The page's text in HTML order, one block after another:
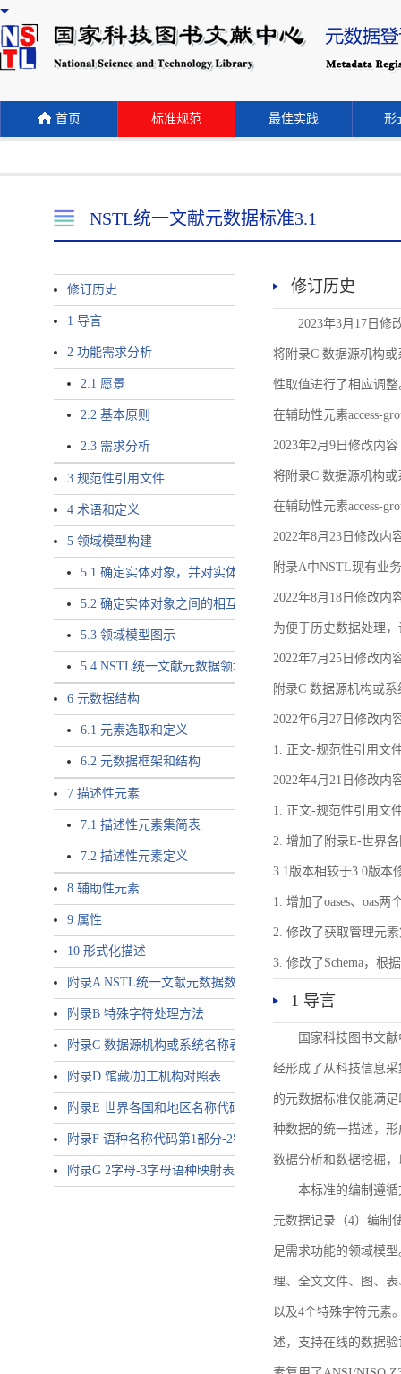
首页 标准规范 最佳实践 形
NSTL统一文献元数据标准3.1
修订历史
1 导言
2 功能需求分析
2.1 愿景
2.2 基本原则
2.3 需求分析
3 规范性引用文件
4 术语和定义
5 领域模型构建
5.1 确定实体对象，并对实体对象命名
5.2 确定实体对象之间的相互关系，定义实体对象之间的
5.3 领域模型图示
5.4 NSTL统一文献元数据领域模型的验证
6 元数据结构
6.1 元素选取和定义
6.2 元数据框架和结构
7 描述性元素
7.1 描述性元素集简表
7.2 描述性元素定义
8 辅助性元素
9 属性
10 形式化描述
附录A NSTL统一文献元数据数据唯一标识符规则
附录B 特殊字符处理方法
附录C 数据源机构或系统名称表
附录D 馆藏/加工机构对照表
附录E 世界各国和地区名称代码-2字母代码（GB/T 2659-
附录F 语种名称代码第1部分-2字母代码（GB/T 4880.1-2005
附录G 2字母-3字母语种映射表
修订历史
2023年3月17日修
将附录C 数据源机构或
性取值进行了相应调整
在辅助性元素access-
2023年2月9日修改内容
将附录C 数据源机构或
在辅助性元素access-
2022年8月23日修改内
附录A中NSTL现有业
2022年8月18日修改内
为便于历史数据处理
2022年7月25日修改内
附录C 数据源机构或
2022年6月27日修改内
1. 正文-规范性引用文
2022年4月21日修改内
1. 正文-规范性引用文
2. 增加了附录E-世界
3.1版本相较于3.0版本
1. 增加了oases、oas
2. 修改了获取管理元
3. 修改了Schema，根
1 导言
国家科技图书文
经形成了从科技信息
的元数据标准仅能满
种数据的统一描述，
数据分析和数据挖掘
本标准的编制遵
元数据记录（4）编制
足需求功能的领域模
理、全文文件、图、
以及4个特殊字符元素
述，支持在线的数据